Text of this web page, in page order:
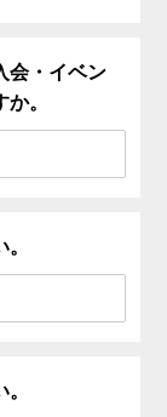
会・イベン
。